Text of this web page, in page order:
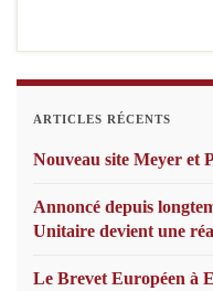
ARTICLES RÉCENTS
Nouveau site Meyer et
Annoncé depuis
Unitaire devient une
Le Brevet Européen à